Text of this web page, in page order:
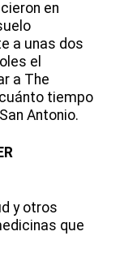
en
a unas dos
el
a The
tiempo
Antonio.
y otros
que